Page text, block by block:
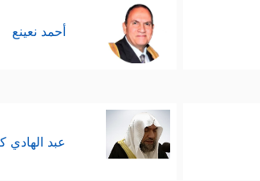
أحمد نعينع
عبد الهادي